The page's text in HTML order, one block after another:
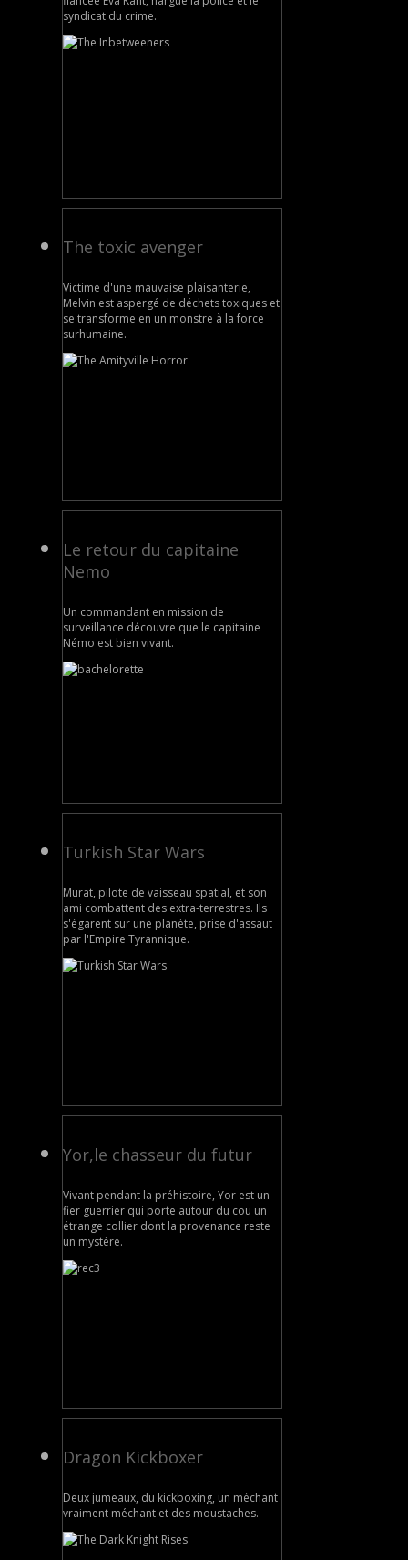
syndicat du crime.
The toxic avenger
Victime d'une mauvaise plaisanterie,
Melvin est aspergé de déchets toxiques et
se transforme en un monstre à la force
surhumaine.
Le retour du capitaine
Nemo
Un commandant en mission de
surveillance découvre que le capitaine
Némo est bien vivant.
Turkish Star Wars
Murat, pilote de vaisseau spatial, et son
ami combattent des extra-terrestres. Ils
s'égarent sur une planète, prise d'assaut
par l'Empire Tyrannique.
Yor,le chasseur du futur
Vivant pendant la préhistoire, Yor est un
fier guerrier qui porte autour du cou un
étrange collier dont la provenance reste
un mystère.
Dragon Kickboxer
Deux jumeaux, du kickboxing, un méchant
vraiment méchant et des moustaches.